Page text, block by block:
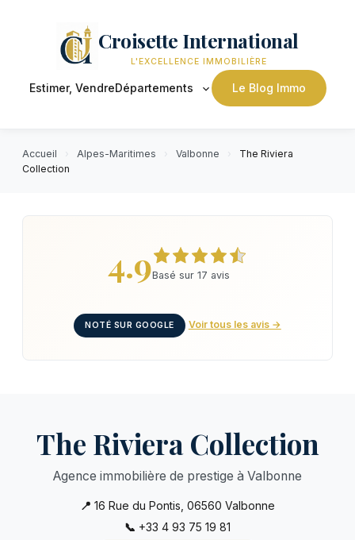
Croisette International
L'EXCELLENCE IMMOBILIÈRE
Estimer, VendreDépartements Le Blog Immo
Accueil Alpes-Maritimes Valbonne
The Riviera
Collection
4.9Basé sur 17 avis
NOTÉ SUR GOOGLE Voir tous les avis →
The Riviera Collection
Agence immobilière de prestige à Valbonne
📍 16 Rue du Pontis, 06560 Valbonne
📞 +33 4 93 75 19 81